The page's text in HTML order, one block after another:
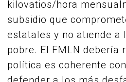
kilovatios/hora
subsidio que
estatales y no atiende a
pobre. El FMLN debería
política es coherente